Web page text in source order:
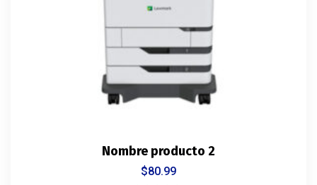
Nombre producto 2
$80.99